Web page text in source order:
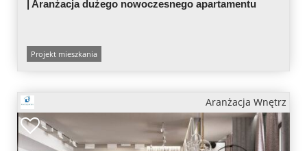
| Aranżacja dużego nowoczesnego apartamentu
Projekt mieszkania
Aranżacja Wnętrz